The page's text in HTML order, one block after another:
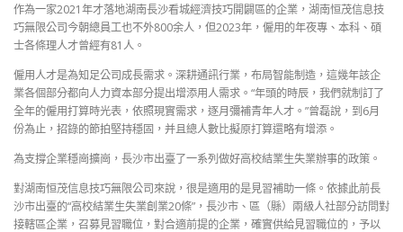
作為一家2021年才落地湖南長沙看城經濟技巧開闢區的企業，湖南恒茂信息技
巧無限公司今朝總員工也不外800余人，但2023年，僱用的年夜專、本科、碩
士各條理人才曾經有81人。
僱用人才是為知足公司成長需求。深耕通訊行業，布局智能制造，這幾年該企
業各個部分都向人力資本部分提出增添用人需求。“年頭的時辰，我們就制訂了
全年的僱用打算時光表，依照現實需求，逐月彌補青年人才。”曾磊說，到6月
份為止，招錄的節拍堅持穩固，并且總人數比擬原打算還略有增添。
為支撐企業穩崗擴崗，長沙市出臺了一系列做好高校結業生失業辦事的政策。
對湖南恒茂信息技巧無限公司來說，很是適用的是見習補助一條。依據此前長
沙市出臺的“高校結業生失業創業20條”，長沙市、區（縣）兩級人社部分訪問對
接轄區企業，召募見習職位，對合適前提的企業，確實供給見習職位的，予以